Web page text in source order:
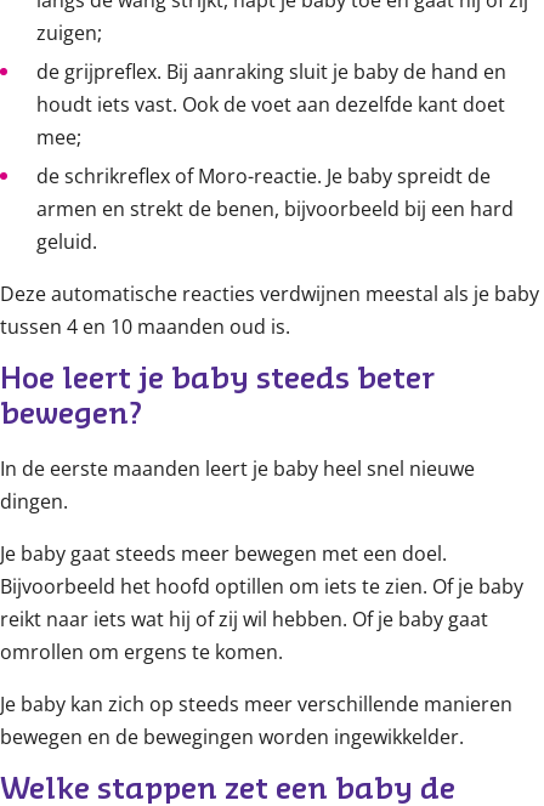
zuigen;
de grijpreflex. Bij aanraking sluit je baby de hand en
houdt iets vast. Ook de voet aan dezelfde kant doet
mee;
de schrikreflex of Moro-reactie. Je baby spreidt de
armen en strekt de benen, bijvoorbeeld bij een hard
geluid.
Deze automatische reacties verdwijnen meestal als je baby
tussen 4 en 10 maanden oud is.
Hoe leert je baby steeds beter
bewegen?
In de eerste maanden leert je baby heel snel nieuwe
dingen.
Je baby gaat steeds meer bewegen met een doel.
Bijvoorbeeld het hoofd optillen om iets te zien. Of je baby
reikt naar iets wat hij of zij wil hebben. Of je baby gaat
omrollen om ergens te komen.
Je baby kan zich op steeds meer verschillende manieren
bewegen en de bewegingen worden ingewikkelder.
Welke stappen zet een baby de